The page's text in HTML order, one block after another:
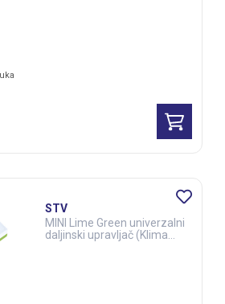
STV
MINI Lime Green univerzalni
daljinski upravljač (Klima